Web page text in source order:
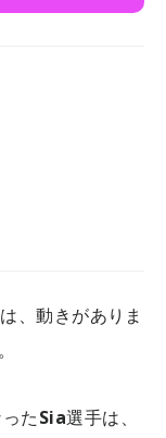
、動きがありま
たSia選手は、